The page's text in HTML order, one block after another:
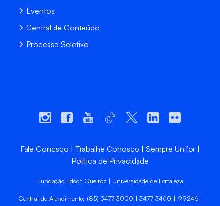
Eventos
Central de Conteúdo
Processo Seletivo
Fale Conosco Trabalhe Conosco
Sempre Unifor
Política de Privacidade
Fundação Edson Queiroz | Universidade de Fortaleza
Central de Atendimento: (85) 3477-3000 | 3477-3400 | 99246-